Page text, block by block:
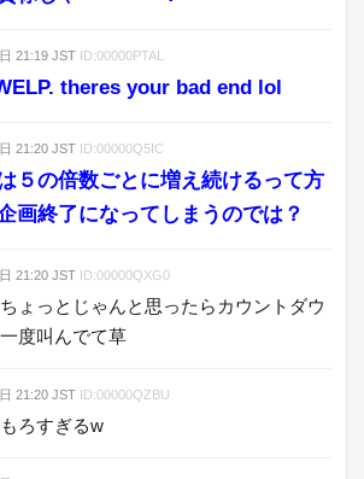
21:19 JST ID:00000PTAL
theres your bad end lol
21:20 JST ID:00000Q5IC
５の倍数ごとに増え続けるって方
画終了になってしまうのでは？
21:20 JST ID:00000QXG0
ょっとじゃんと思ったらカウントダウ
度叫んでて草
21:20 JST ID:00000QZBU
ろすぎるw